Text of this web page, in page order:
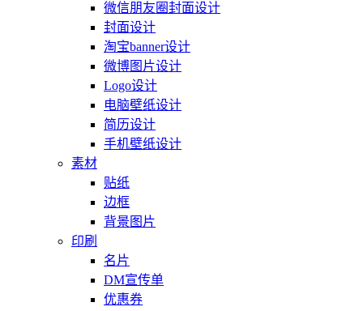
微信朋友圈封面设计
封面设计
淘宝banner设计
微博图片设计
Logo设计
电脑壁纸设计
简历设计
手机壁纸设计
素材
贴纸
边框
背景图片
印刷
名片
DM宣传单
优惠券